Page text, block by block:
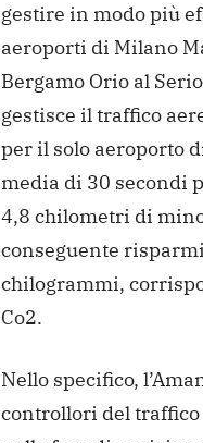
gestire in modo più
aeroporti di Milano
Bergamo Orio al
gestisce il traffico
per il solo aeroporto
media di 30 secondi
4,8 chilometri di
conseguente
chilogrammi,
Co2.
Nello specifico,
controllori del